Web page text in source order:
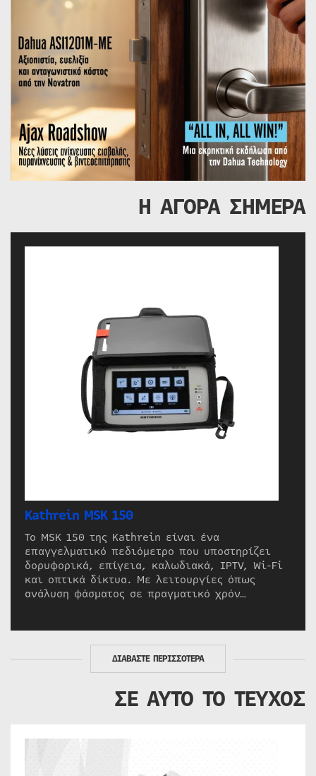
Η ΑΓΟΡΑ ΣΗΜΕΡΑ
Kathrein MSK 150
Το MSK 150 της Kathrein είναι ένα
επαγγελματικό πεδιόμετρο που υποστηρίζει
δορυφορικά, επίγεια, καλωδιακά, IPTV, Wi-Fi
και οπτικά δίκτυα. Με λειτουργίες όπως
ανάλυση φάσματος σε πραγματικό χρόν…
ΔΙΑΒΑΣΤΕ ΠΕΡΙΣΣΟΤΕΡΑ
ΣΕ ΑΥΤΟ ΤΟ ΤΕΥΧΟΣ